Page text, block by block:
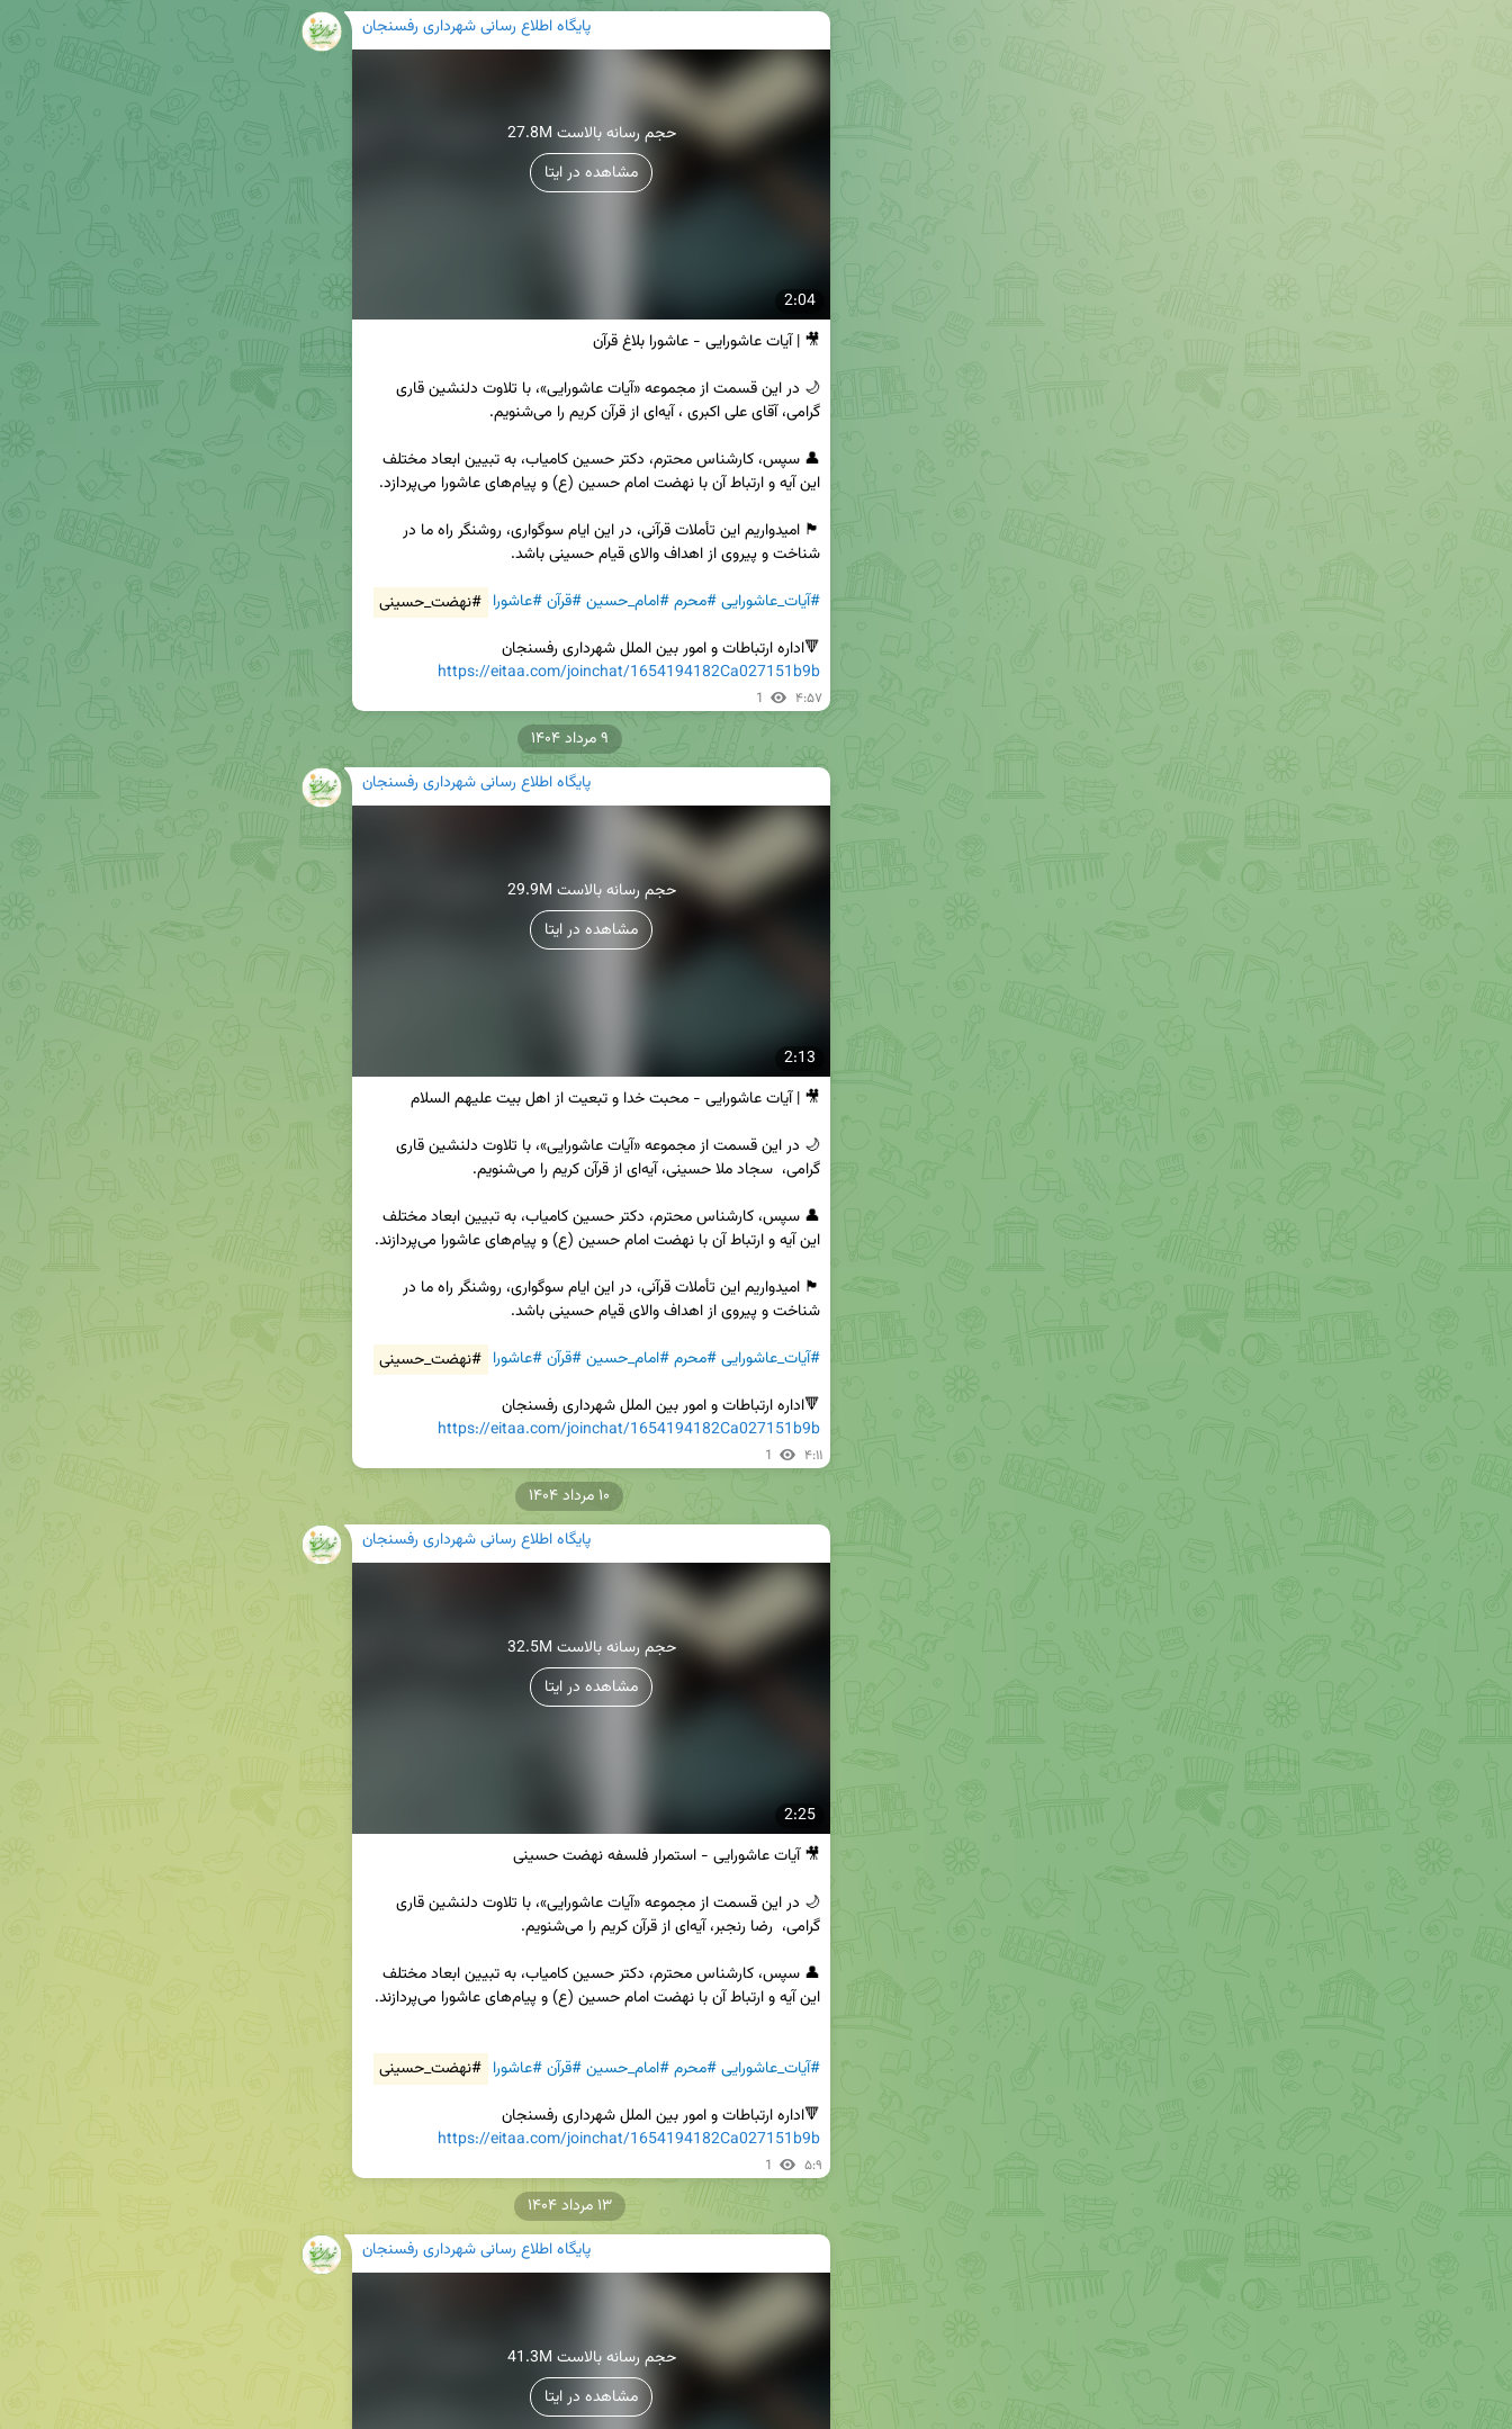
پایگاه اطلاع رسانی شهرداری رفسنجان
2:04
27.8M حجم رسانه بالاست
مشاهده در ایتا
#آیات_عاشورایی#محرم#امام_حسین#قرآن#عاشورا #نهضت_حسینی
🔻اداره ارتباطات و امور بین الملل شهرداری رفسنجان
https://eitaa.com/joinchat/1654194182Ca027151b9b
1 ۴:۵۷
پایگاه اطلاع رسانی شهرداری رفسنجان
2:13
29.9M حجم رسانه بالاست
مشاهده در ایتا
#آیات_عاشورایی#محرم#امام_حسین#قرآن#عاشورا #نهضت_حسینی
🔻اداره ارتباطات و امور بین الملل شهرداری رفسنجان
https://eitaa.com/joinchat/1654194182Ca027151b9b
1 ۴:۱۱
۹ مرداد ۱۴۰۴
پایگاه اطلاع رسانی شهرداری رفسنجان
2:25
32.5M حجم رسانه بالاست
مشاهده در ایتا
#آیات_عاشورایی#محرم#امام_حسین#قرآن#عاشورا #نهضت_حسینی
🔻اداره ارتباطات و امور بین الملل شهرداری رفسنجان
https://eitaa.com/joinchat/1654194182Ca027151b9b
1 ۵:۹
۱۰ مرداد ۱۴۰۴
پایگاه اطلاع رسانی شهرداری رفسنجان
41.3M حجم رسانه بالاست
مشاهده در ایتا
۱۳ مرداد ۱۴۰۴